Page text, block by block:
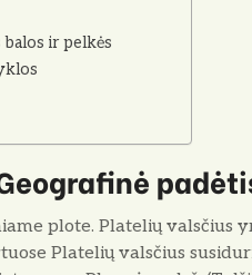
balos ir pelkės
plote. Platelių valsčius
Platelių valsčius